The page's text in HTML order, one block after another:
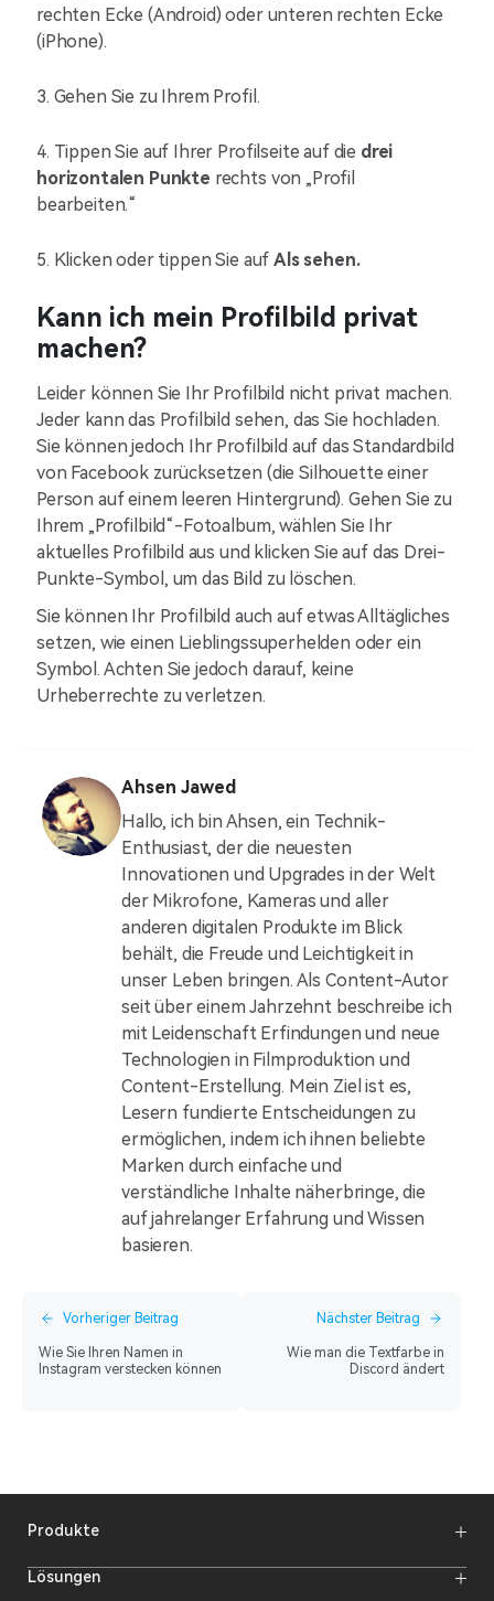
rechten Ecke (Android) oder unteren rechten Ecke
(iPhone).
3. Gehen Sie zu Ihrem Profil.
4. Tippen Sie auf Ihrer Profilseite auf die drei
horizontalen Punkte rechts von „Profil
bearbeiten.“
5. Klicken oder tippen Sie aufAls sehen.
Kann ich mein Profilbild privat
machen?
Leider können Sie Ihr Profilbild nicht privat machen.
Jeder kann das Profilbild sehen, das Sie hochladen.
Sie können jedoch Ihr Profilbild auf das Standardbild
von Facebook zurücksetzen (die Silhouette einer
Person auf einem leeren Hintergrund). Gehen Sie zu
Ihrem „Profilbild“-Fotoalbum, wählen Sie Ihr
aktuelles Profilbild aus und klicken Sie auf das Drei-
Punkte-Symbol, um das Bild zu löschen.
Sie können Ihr Profilbild auch auf etwas Alltägliches
setzen, wie einen Lieblingssuperhelden oder ein
Symbol. Achten Sie jedoch darauf, keine
Urheberrechte zu verletzen.
Ahsen Jawed
Hallo, ich bin Ahsen, ein Technik-
Enthusiast, der die neuesten
Innovationen und Upgrades in der Welt
der Mikrofone, Kameras und aller
anderen digitalen Produkte im Blick
behält, die Freude und Leichtigkeit in
unser Leben bringen. Als Content-Autor
seit über einem Jahrzehnt beschreibe ich
mit Leidenschaft Erfindungen und neue
Technologien in Filmproduktion und
Content-Erstellung. Mein Ziel ist es,
Lesern fundierte Entscheidungen zu
ermöglichen, indem ich ihnen beliebte
Marken durch einfache und
verständliche Inhalte näherbringe, die
auf jahrelanger Erfahrung und Wissen
basieren.
Vorheriger Beitrag
Wie Sie Ihren Namen in
Instagram verstecken können
Nächster Beitrag
Wie man die Textfarbe in
Discord ändert
Produkte
Funkmikrofone
Lösungen